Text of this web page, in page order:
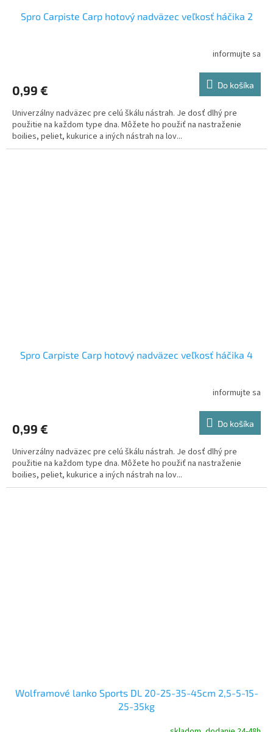
Spro Carpiste Carp hotový nadväzec veľkosť háčika 2
informujte sa
0,99 € Do košíka
Univerzálny nadväzec pre celú škálu nástrah. Je dosť dlhý pre
použitie na každom type dna. Môžete ho použiť na nastraženie
boilies, peliet, kukurice a iných nástrah na lov...
Spro Carpiste Carp hotový nadväzec veľkosť háčika 4
informujte sa
0,99 € Do košíka
Univerzálny nadväzec pre celú škálu nástrah. Je dosť dlhý pre
použitie na každom type dna. Môžete ho použiť na nastraženie
boilies, peliet, kukurice a iných nástrah na lov...
Wolframové lanko Sports DL 20-25-35-45cm 2,5-5-15-
25-35kg